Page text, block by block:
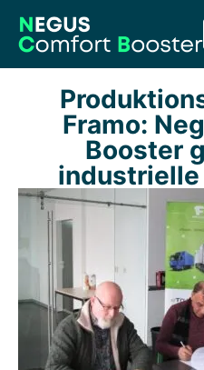
Framo:
Booster
industrielle